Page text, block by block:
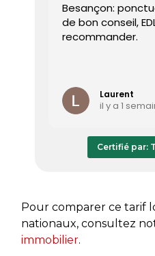
Besançon:
de bon conseil,
recommander.
Laurent
il y a 1
Certifié par:
Pour comparer ce tarif
nationaux, consultez
immobilier.